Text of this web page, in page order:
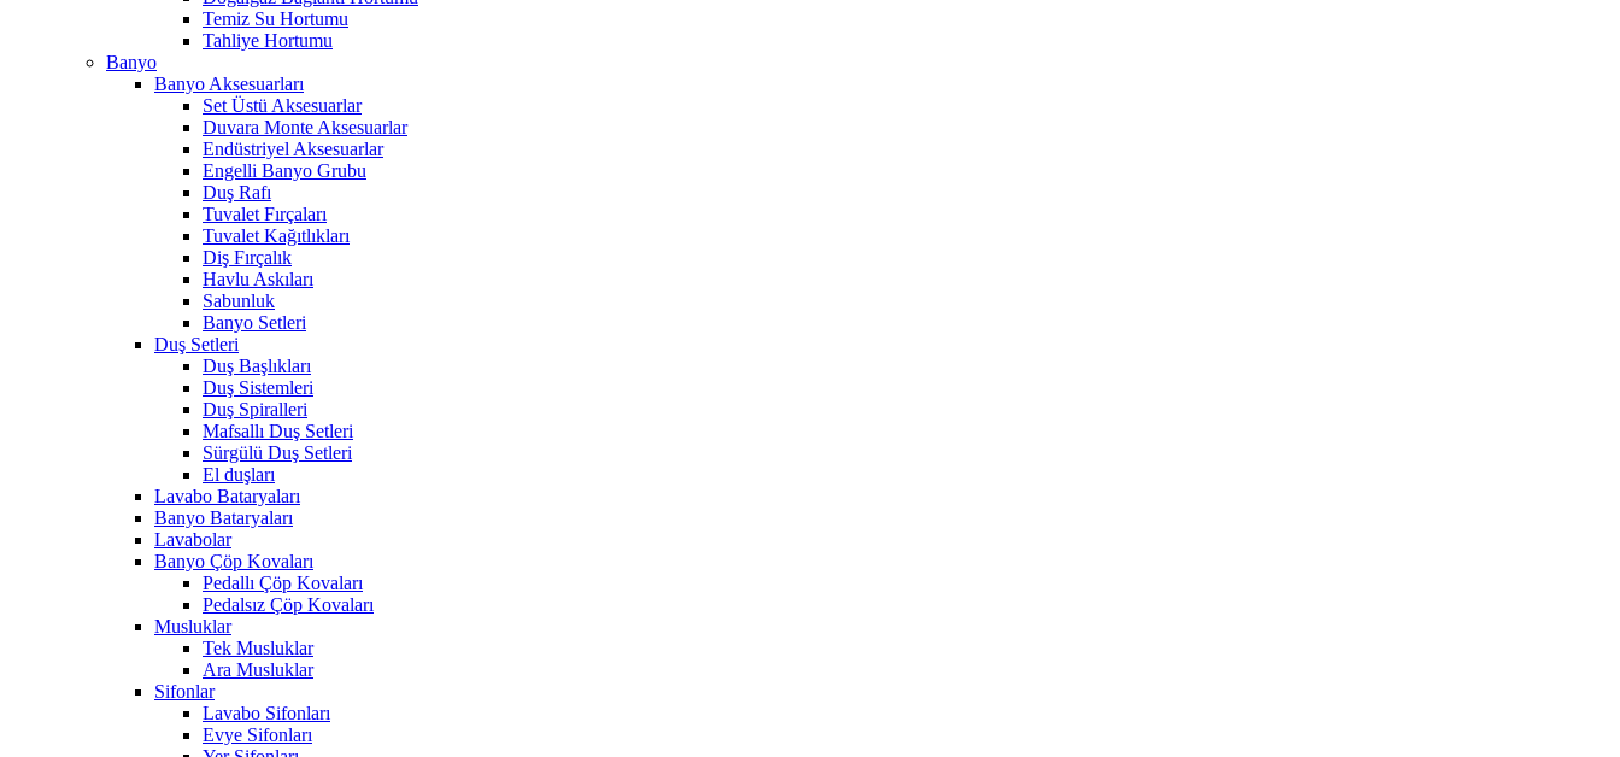
Temiz Su Hortumu
Tahliye Hortumu
Banyo
Banyo Aksesuarları
Set Üstü Aksesuarlar
Duvara Monte Aksesuarlar
Endüstriyel Aksesuarlar
Engelli Banyo Grubu
Duş Rafı
Tuvalet Fırçaları
Tuvalet Kağıtlıkları
Diş Fırçalık
Havlu Askıları
Sabunluk
Banyo Setleri
Duş Setleri
Duş Başlıkları
Duş Sistemleri
Duş Spiralleri
Mafsallı Duş Setleri
Sürgülü Duş Setleri
El duşları
Lavabo Bataryaları
Banyo Bataryaları
Lavabolar
Banyo Çöp Kovaları
Pedallı Çöp Kovaları
Pedalsız Çöp Kovaları
Musluklar
Tek Musluklar
Ara Musluklar
Sifonlar
Lavabo Sifonları
Evye Sifonları